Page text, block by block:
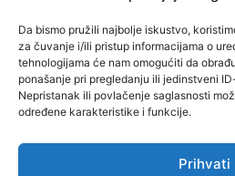
Da bismo pružili najbolje iskustvo,
za čuvanje i/ili pristup informacijama o
tehnologijama će nam omogućiti da
ponašanje pri pregledanju ili jedinstveni
Nepristanak ili povlačenje saglasnosti
određene karakteristike i funkcije.
Prihvati
ZENIČANKA, 3.